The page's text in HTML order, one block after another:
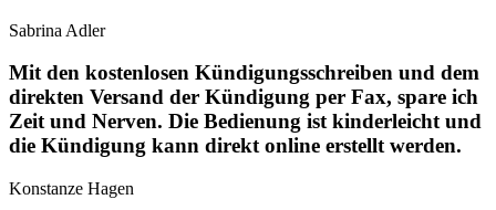
Sabrina Adler
Mit den kostenlosen Kündigungsschreiben und dem
direkten Versand der Kündigung per Fax, spare ich
Zeit und Nerven. Die Bedienung ist kinderleicht und
die Kündigung kann direkt online erstellt werden.
Konstanze Hagen